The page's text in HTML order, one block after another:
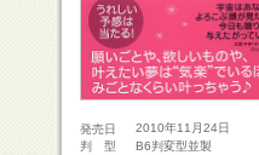
発売日
2010年11月24日
判 型
B6判変型並製